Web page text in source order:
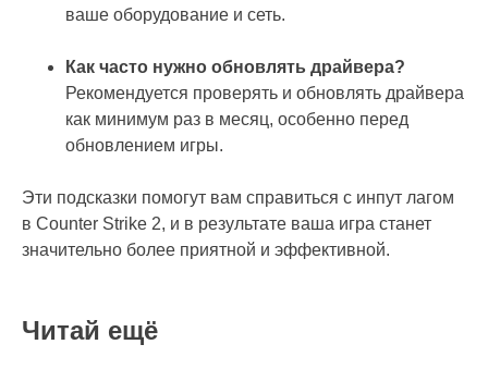
ваше оборудование и сеть.
Как часто нужно обновлять драйвера?
Рекомендуется проверять и обновлять драйвера
как минимум раз в месяц, особенно перед
обновлением игры.
Эти подсказки помогут вам справиться с инпут лагом
в Counter Strike 2, и в результате ваша игра станет
значительно более приятной и эффективной.
Читай ещё